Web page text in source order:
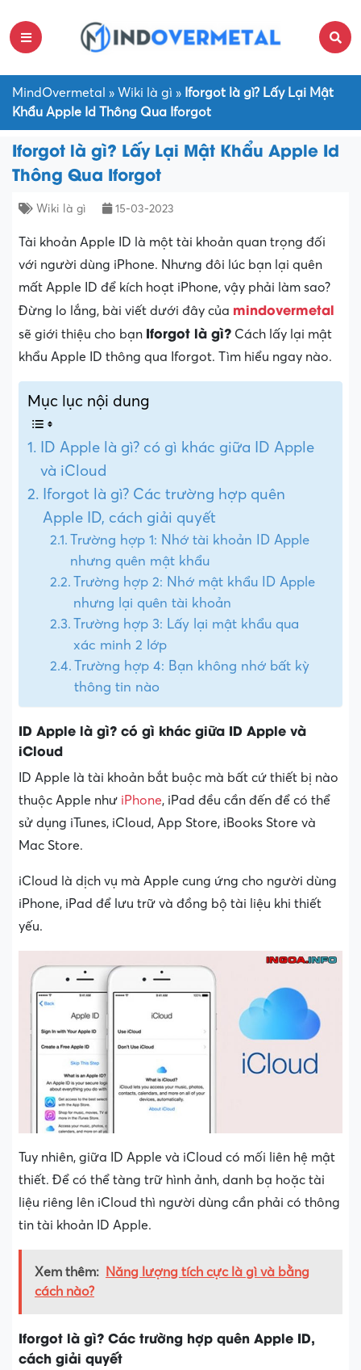
MindOvermetal » Wiki là gì » Iforgot là gì? Lấy Lại Mật
Khẩu Apple Id Thông Qua Iforgot
Iforgot là gì? Lấy Lại Mật Khẩu Apple Id
Thông Qua Iforgot
Wiki là gì 15-03-2023
Tài khoản Apple ID là một tài khoản quan trọng đối
với người dùng iPhone. Nhưng đôi lúc bạn lại quên
mất Apple ID để kích hoạt iPhone, vậy phải làm sao?
Đừng lo lắng, bài viết dưới đây của mindovermetal
sẽ giới thiệu cho bạn Iforgot là gì? Cách lấy lại mật
khẩu Apple ID thông qua Iforgot. Tìm hiểu ngay nào.
Mục lục nội dung
ID Apple là gì? có gì khác giữa ID Apple
và iCloud
Iforgot là gì? Các trường hợp quên
Apple ID, cách giải quyết
Trường hợp 1: Nhớ tài khoản ID Apple
nhưng quên mật khẩu
Trường hợp 2: Nhớ mật khẩu ID Apple
nhưng lại quên tài khoản
Trường hợp 3: Lấy lại mật khẩu qua
xác minh 2 lớp
Trường hợp 4: Bạn không nhớ bất kỳ
thông tin nào
ID Apple là gì? có gì khác giữa ID Apple và
iCloud
ID Apple là tài khoản bắt buộc mà bất cứ thiết bị nào
thuộc Apple như iPhone, iPad đều cần đến để có thể
sử dụng iTunes, iCloud, App Store, iBooks Store và
Mac Store.
iCloud là dịch vụ mà Apple cung ứng cho người dùng
iPhone, iPad để lưu trữ và đồng bộ tài liệu khi thiết
yếu.
Tuy nhiên, giữa ID Apple và iCloud có mối liên hệ mật
thiết. Để có thể tàng trữ hình ảnh, danh bạ hoặc tài
liệu riêng lên iCloud thì người dùng cần phải có thông
tin tài khoản ID Apple.
Xem thêm:
Năng lượng tích cực là gì và bằng
cách nào?
Iforgot là gì? Các trường hợp quên Apple ID,
cách giải quyết